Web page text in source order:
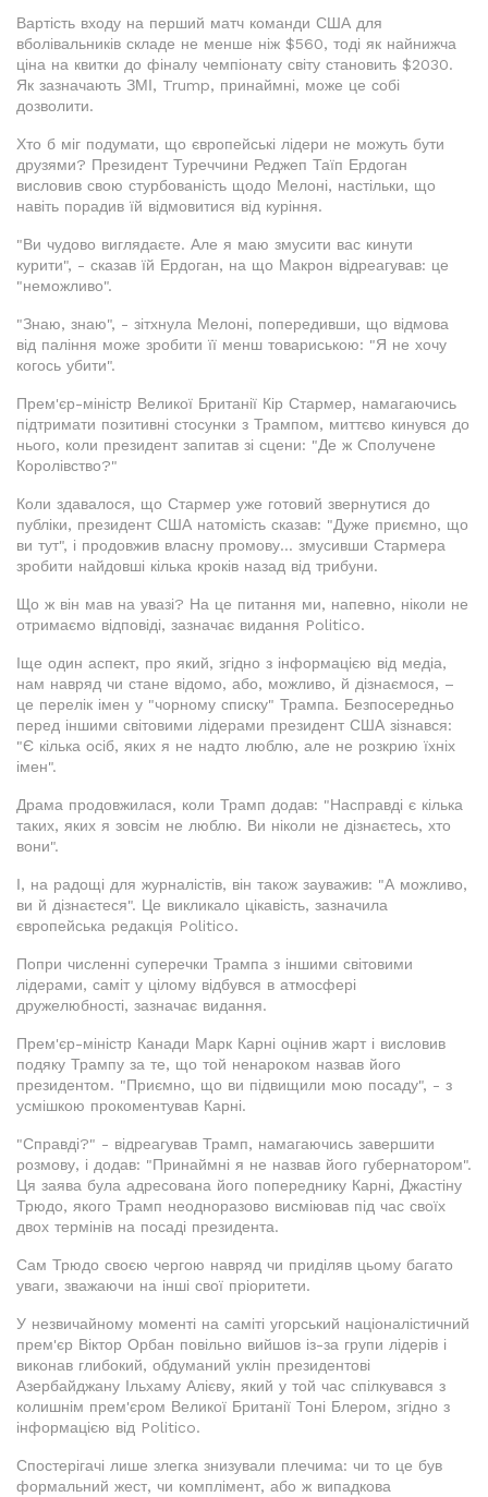
Вартість входу на перший матч команди США для
вболівальників складе не менше ніж $560, тоді як найнижча
ціна на квитки до фіналу чемпіонату світу становить $2030.
Як зазначають ЗМІ, Trump, принаймні, може це собі
дозволити.
Хто б міг подумати, що європейські лідери не можуть бути
друзями? Президент Туреччини Реджеп Таїп Ердоган
висловив свою стурбованість щодо Мелоні, настільки, що
навіть порадив їй відмовитися від куріння.
"Ви чудово виглядаєте. Але я маю змусити вас кинути
курити", - сказав їй Ердоган, на що Макрон відреагував: це
"неможливо".
"Знаю, знаю", - зітхнула Мелоні, попередивши, що відмова
від паління може зробити її менш товариською: "Я не хочу
когось убити".
Прем'єр-міністр Великої Британії Кір Стармер, намагаючись
підтримати позитивні стосунки з Трампом, миттєво кинувся до
нього, коли президент запитав зі сцени: "Де ж Сполучене
Королівство?"
Коли здавалося, що Стармер уже готовий звернутися до
публіки, президент США натомість сказав: "Дуже приємно, що
ви тут", і продовжив власну промову... змусивши Стармера
зробити найдовші кілька кроків назад від трибуни.
Що ж він мав на увазі? На це питання ми, напевно, ніколи не
отримаємо відповіді, зазначає видання Politico.
Іще один аспект, про який, згідно з інформацією від медіа,
нам навряд чи стане відомо, або, можливо, й дізнаємося, –
це перелік імен у "чорному списку" Трампа. Безпосередньо
перед іншими світовими лідерами президент США зізнався:
"Є кілька осіб, яких я не надто люблю, але не розкрию їхніх
імен".
Драма продовжилася, коли Трамп додав: "Насправді є кілька
таких, яких я зовсім не люблю. Ви ніколи не дізнаєтесь, хто
вони".
І, на радощі для журналістів, він також зауважив: "А можливо,
ви й дізнаєтеся". Це викликало цікавість, зазначила
європейська редакція Politico.
Попри численні суперечки Трампа з іншими світовими
лідерами, саміт у цілому відбувся в атмосфері
дружелюбності, зазначає видання.
Прем'єр-міністр Канади Марк Карні оцінив жарт і висловив
подяку Трампу за те, що той ненароком назвав його
президентом. "Приємно, що ви підвищили мою посаду", - з
усмішкою прокоментував Карні.
"Справді?" - відреагував Трамп, намагаючись завершити
розмову, і додав: "Принаймні я не назвав його губернатором".
Ця заява була адресована його попереднику Карні, Джастіну
Трюдо, якого Трамп неодноразово висміював під час своїх
двох термінів на посаді президента.
Сам Трюдо своєю чергою навряд чи приділяв цьому багато
уваги, зважаючи на інші свої пріоритети.
У незвичайному моменті на саміті угорський націоналістичний
прем'єр Віктор Орбан повільно вийшов із-за групи лідерів і
виконав глибокий, обдуманий уклін президентові
Азербайджану Ільхаму Алієву, який у той час спілкувався з
колишнім прем'єром Великої Британії Тоні Блером, згідно з
інформацією від Politico.
Спостерігачі лише злегка знизували плечима: чи то це був
формальний жест, чи комплімент, або ж випадкова